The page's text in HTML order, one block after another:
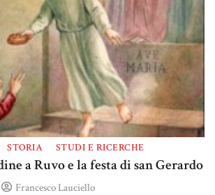
STORIA STUDI E RICERCHE
a Ruvo e la festa di san Gerardo
Francesco Lauciello